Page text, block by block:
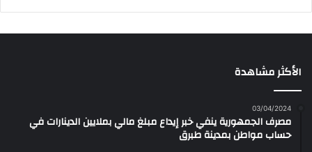
الأكثر مشاهدة
03/04/2024
مصرف الجمهورية ينفي خبر إيداع مبلغ مالي بملايين الدينارات في
حساب مواطن بمدينة طبرق